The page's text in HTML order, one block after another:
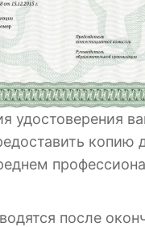
удостоверения
копию
после